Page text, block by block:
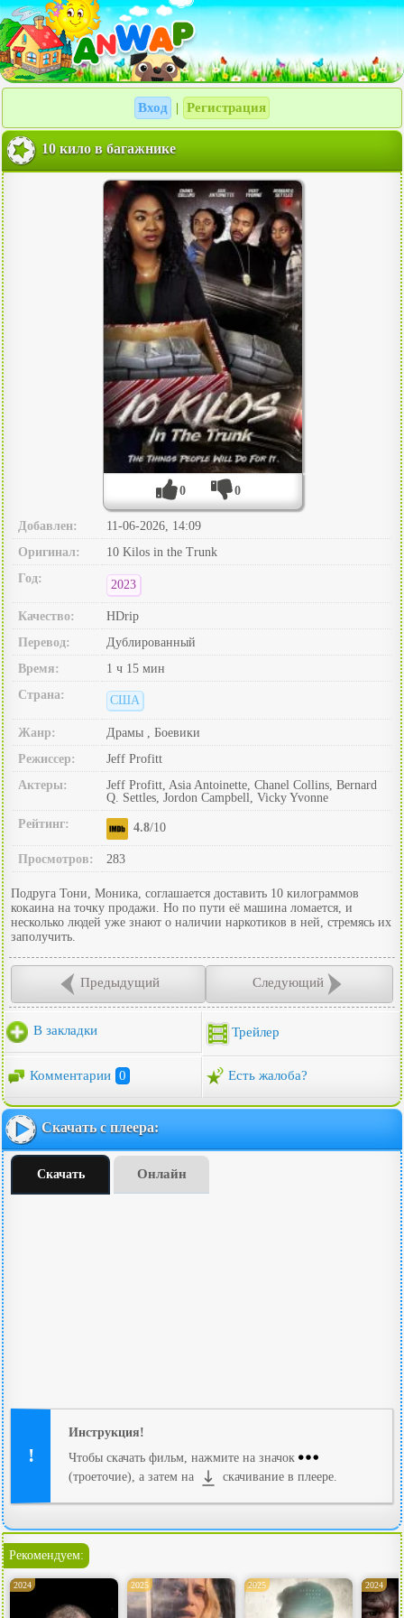
Вход Регистрация
10 кило в багажнике
0 0
Добавлен:
11-06-2026, 14:09
Оригинал:
10 Kilos in the Trunk
Год:
2023
Качество:
HDrip
Перевод:
Дублированный
Время:
1 ч 15 мин
Страна:
США
Жанр:
Драмы , Боевики
Режиссер:
Jeff Profitt
Актеры:
Jeff Profitt, Asia Antoinette, Chanel Collins, Bernard
Q. Settles, Jordon Campbell, Vicky Yvonne
Рейтинг:
4.8/10
Просмотров: 283
Подруга Тони, Моника, соглашается доставить 10 килограммов
кокаина на точку продажи. Но по пути её машина ломается, и
несколько людей уже знают о наличии наркотиков в ней, стремясь их
заполучить.
Предыдущий Следующий
В закладки Трейлер
Комментарии 0 Есть жалоба?
Скачать с плеера:
Скачать Онлайн
Инструкция!
Чтобы скачать фильм, нажмите на значок
(троеточие), а затем на
скачивание в плеере.
Рекомендуем:
2024 2025 2025 2024